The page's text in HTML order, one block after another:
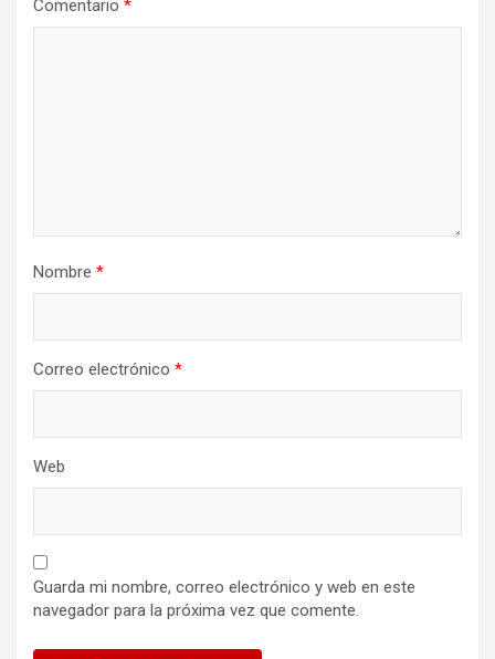
Comentario *
Nombre *
Correo electrónico *
Web
Guarda mi nombre, correo electrónico y web en este
navegador para la próxima vez que comente.